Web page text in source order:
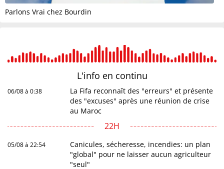
Parlons Vrai chez Bourdin
L'info en continu
06/08 à 0:38
La Fifa reconnaît des "erreurs" et présente
des "excuses" après une réunion de crise
au Maroc
22H
05/08 à 22:54
Canicules, sécheresse, incendies: un plan
"global" pour ne laisser aucun agriculteur
"seul"